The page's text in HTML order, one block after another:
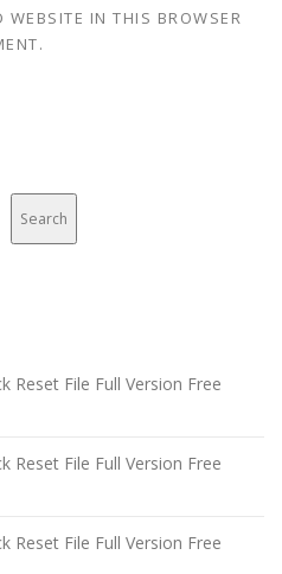
IN THIS BROWSER
Search
Reset File Full Version Free
Reset File Full Version Free
Reset File Full Version Free